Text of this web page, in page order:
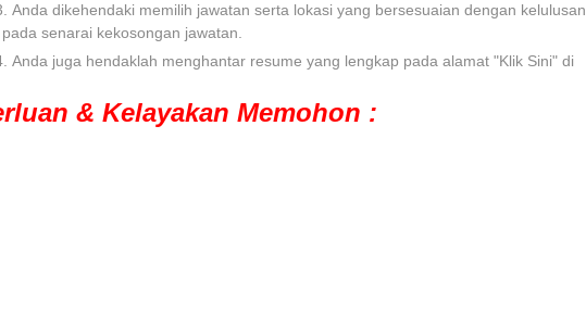
Anda dikehendaki memilih jawatan serta lokasi yang bersesuaian dengan kelulusan
senarai kekosongan jawatan.
Anda juga hendaklah menghantar resume yang lengkap pada alamat "Klik Sini" di
& Kelayakan Memohon :